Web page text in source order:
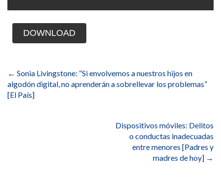
DOWNLOAD
de
entradas
← Sonia Livingstone: “Si envolvemos a nuestros hijos en
algodón digital, no aprenderán a sobrellevar los problemas”
[El País]
Dispositivos móviles: Delitos
o conductas inadecuadas
entre menores [Padres y
madres de hoy] →